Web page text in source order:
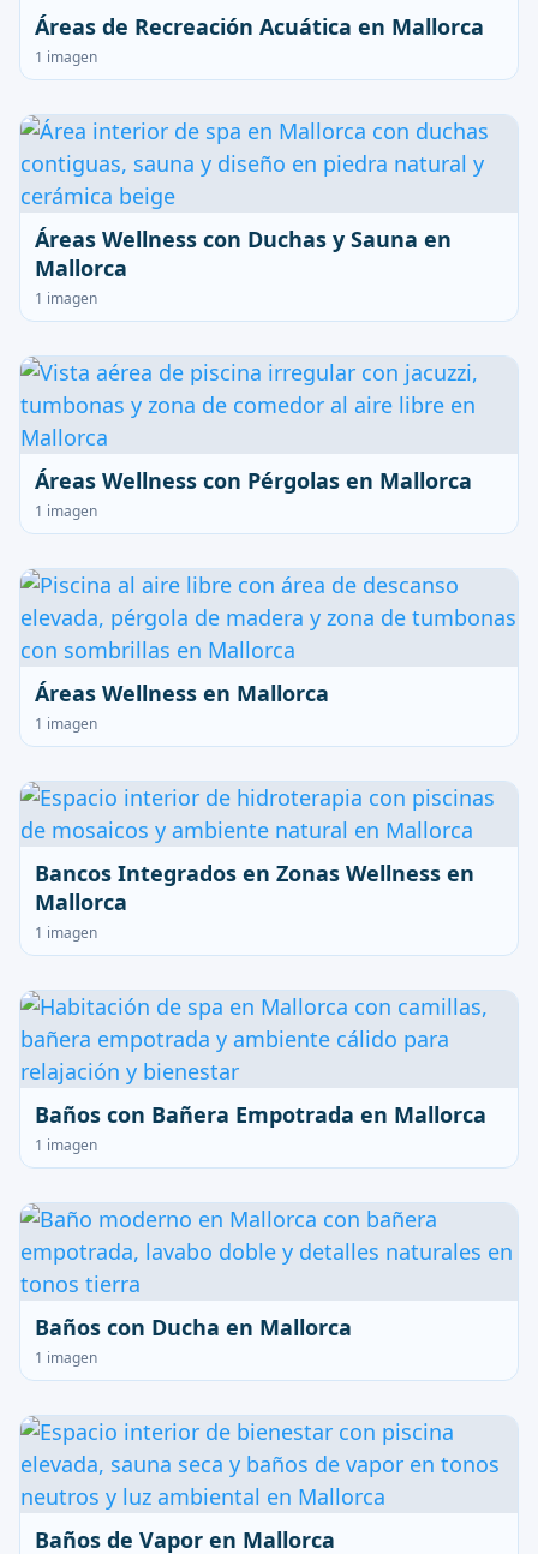
Áreas de Recreación Acuática en Mallorca
1 imagen
Áreas Wellness con Duchas y Sauna en
Mallorca
1 imagen
Áreas Wellness con Pérgolas en Mallorca
1 imagen
Áreas Wellness en Mallorca
1 imagen
Bancos Integrados en Zonas Wellness en
Mallorca
1 imagen
Baños con Bañera Empotrada en Mallorca
1 imagen
Baños con Ducha en Mallorca
1 imagen
Baños de Vapor en Mallorca